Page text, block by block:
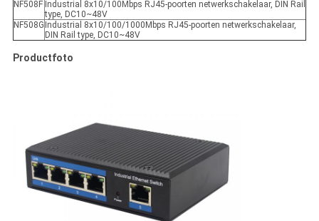
NF508F Industrial 8x10/100Mbps RJ45-poorten netwerkschakelaar, DIN Rail
type, DC10~48V
NF508G Industrial 8x10/100/1000Mbps RJ45-poorten netwerkschakelaar,
DIN Rail type, DC10~48V
Productfoto